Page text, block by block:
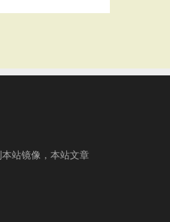
站镜像，本站文章